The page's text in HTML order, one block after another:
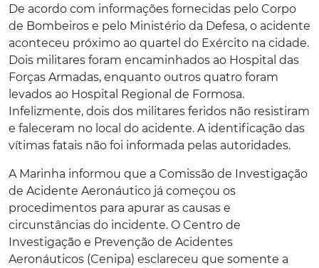
De acordo com informações fornecidas pelo Corpo
de Bombeiros e pelo Ministério da Defesa, o acidente
aconteceu próximo ao quartel do Exército na cidade.
Dois militares foram encaminhados ao Hospital das
Forças Armadas, enquanto outros quatro foram
levados ao Hospital Regional de Formosa.
Infelizmente, dois dos militares feridos não resistiram
e faleceram no local do acidente. A identificação das
vítimas fatais não foi informada pelas autoridades.
A Marinha informou que a Comissão de Investigação
de Acidente Aeronáutico já começou os
procedimentos para apurar as causas e
circunstâncias do incidente. O Centro de
Investigação e Prevenção de Acidentes
Aeronáuticos (Cenipa) esclareceu que somente a